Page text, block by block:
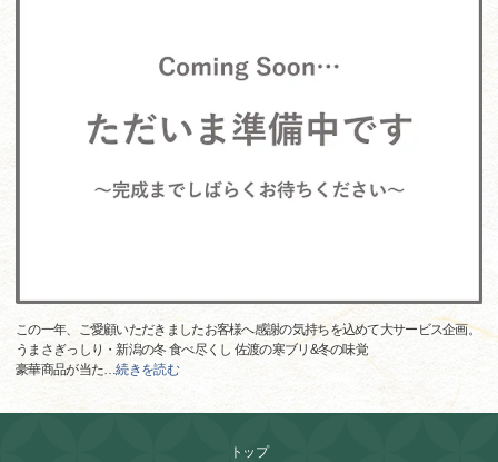
この一年、ご愛顧いただきましたお客様へ感謝の気持ちを込めて大サービス企画。
うまさぎっしり・新潟の冬 食べ尽くし 佐渡の寒ブリ&冬の味覚
豪華商品が当た…続きを読む
トップ